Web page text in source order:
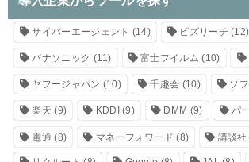
サイバーエージェント (14) ビズリーチ (12)
パナソニック (11) 富士フイルム (10)
ヤフージャパン (10) 千趣会 (10) ソ
楽天 (9) KDDI (9) DMM (9) パ
電通 (8) マネーフォワード (8) 講談社